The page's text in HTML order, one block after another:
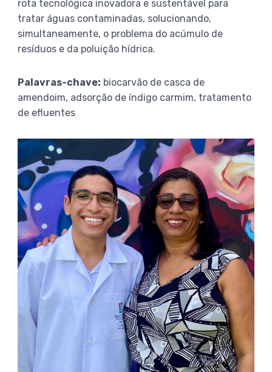
rota tecnológica inovadora e sustentável para
tratar águas contaminadas, solucionando,
simultaneamente, o problema do acúmulo de
resíduos e da poluição hídrica.
Palavras-chave: biocarvão de casca de
amendoim, adsorção de índigo carmim, tratamento
de efluentes